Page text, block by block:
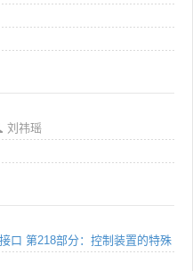
刘祎瑶
口 第218部分：控制装置的特殊